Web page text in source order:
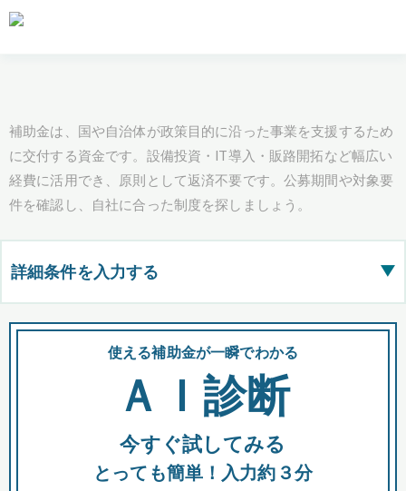
補助金は、国や自治体が政策目的に沿った事業を支援するため
に交付する資金です。設備投資・IT導入・販路開拓など幅広い
経費に活用でき、原則として返済不要です。公募期間や対象要
件を確認し、自社に合った制度を探しましょう。
詳細条件を入力する ▶
都道府県
全国の検索結果を含めて表示
助成金 融資 出資
使える補助金が一瞬でわかる
ＡＩ診断
今すぐ試してみる
とっても簡単！入力約３分